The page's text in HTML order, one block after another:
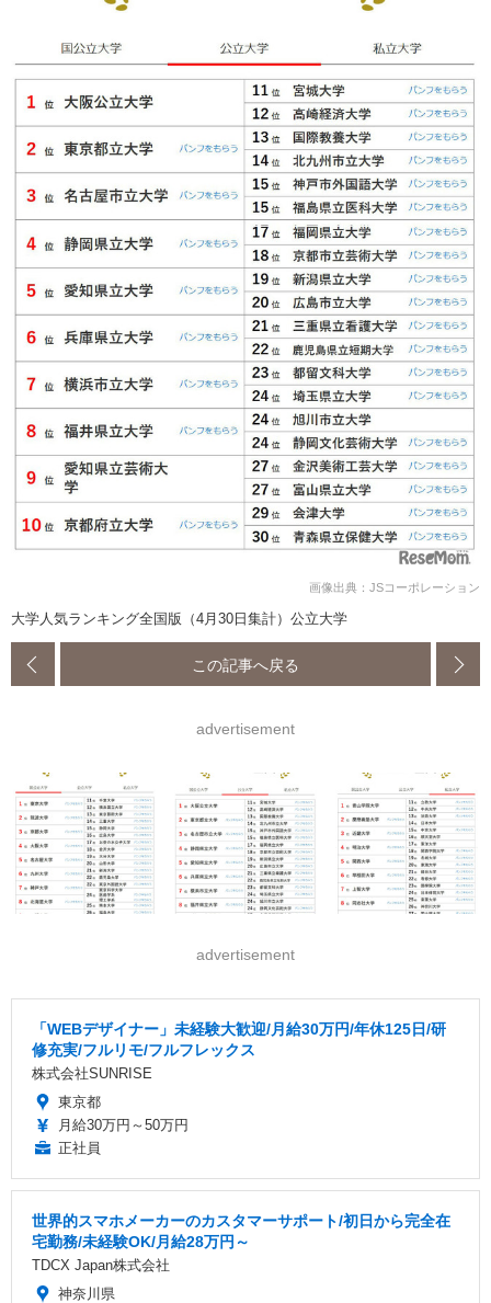
画像出典：JSコーポレーション
大学人気ランキング全国版（4月30日集計）公立大学
この記事へ戻る
advertisement
advertisement
「WEBデザイナー」未経験大歓迎/月給30万円/年休125日/研
修充実/フルリモ/フルフレックス
株式会社SUNRISE
東京都
月給30万円～50万円
正社員
世界的スマホメーカーのカスタマーサポート/初日から完全在
宅勤務/未経験OK/月給28万円～
TDCX Japan株式会社
神奈川県